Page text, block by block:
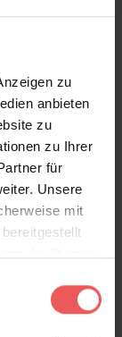
zu
anbieten
zu
zu Ihrer
für
Unsere
mit